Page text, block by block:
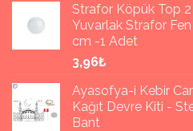
Strafor Köpük Top
Yuvarlak Strafor
cm -1 Adet
3,96₺
Ayasofya-i Kebir
Kağıt Devre Kiti -
Bant